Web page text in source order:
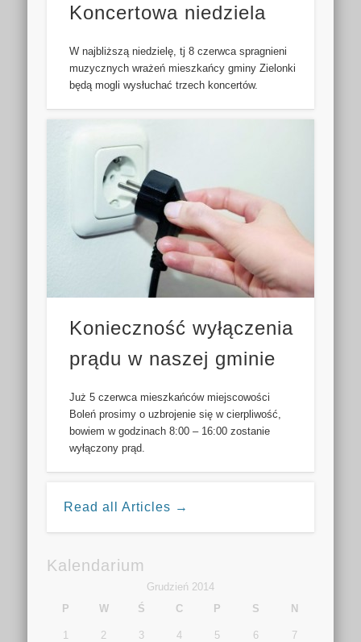
Koncertowa niedziela
W najbliższą niedzielę, tj 8 czerwca spragnieni
muzycznych wrażeń mieszkańcy gminy Zielonki
będą mogli wysłuchać trzech koncertów.
Konieczność wyłączenia
prądu w naszej gminie
Już 5 czerwca mieszkańców miejscowości
Boleń prosimy o uzbrojenie się w cierpliwość,
bowiem w godzinach 8:00 – 16:00 zostanie
wyłączony prąd.
Read all Articles →
Kalendarium
Grudzień 2014
P
W Ś C P S N
1 2 3 4 5 6 7